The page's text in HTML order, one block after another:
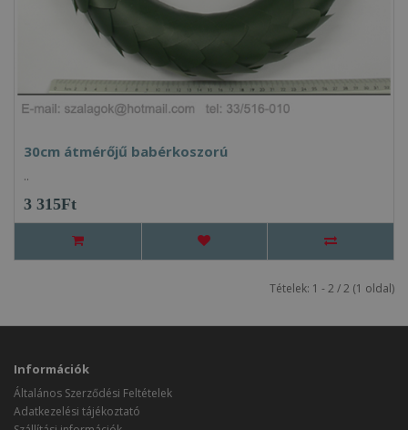
30cm átmérőjű babérkoszorú
..
3 315Ft
Tételek: 1 - 2 / 2 (1 oldal)
Információk
Általános Szerződési Feltételek
Adatkezelési tájékoztató